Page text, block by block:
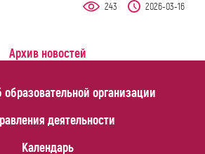
2026-03-16
243
Архив новостей
организации
Направления деятельности
Календарь